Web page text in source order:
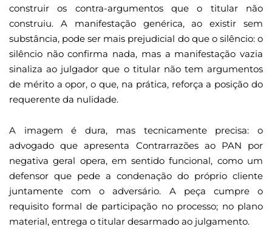
construir os contra-argumentos que o titular não
construiu. A manifestação genérica, ao existir sem
substância, pode ser mais prejudicial do que o silêncio: o
silêncio não confirma nada, mas a manifestação vazia
sinaliza ao julgador que o titular não tem argumentos
de mérito a opor, o que, na prática, reforça a posição do
requerente da nulidade.
A imagem é dura, mas tecnicamente precisa: o
advogado que apresenta Contrarrazões ao PAN por
negativa geral opera, em sentido funcional, como um
defensor que pede a condenação do próprio cliente
juntamente com o adversário. A peça cumpre o
requisito formal de participação no processo; no plano
material, entrega o titular desarmado ao julgamento.